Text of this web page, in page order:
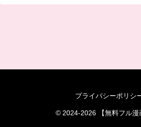
プライバシーポリシ
© 2024-2026 【無料フル漫